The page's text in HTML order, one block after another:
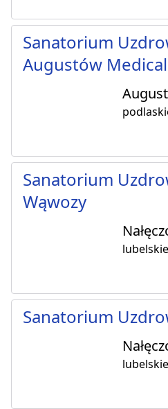
Sanatorium
Augustów Medical
Sanatorium
Wąwozy
lubelskie
Sanatorium
lubelskie